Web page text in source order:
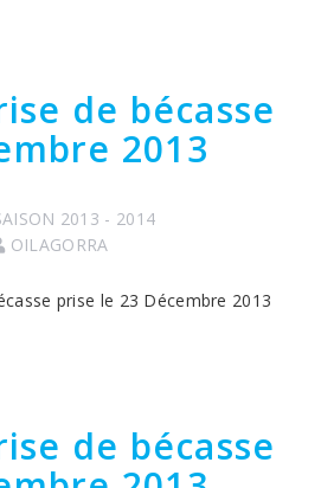
de bécasse
2013
2013 - 2014
OILAGORRA
prise le 23 Décembre 2013
de bécasse